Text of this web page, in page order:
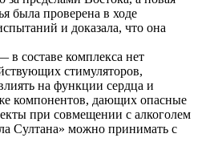
была проверена в ходе
и доказала, что она
в составе комплекса нет
стимуляторов,
на функции сердца и
компонентов, дающих опасные
при совмещении с алкоголем
Султана» можно принимать с